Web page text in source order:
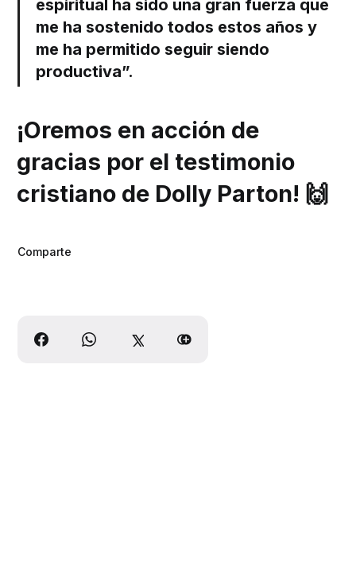
espiritual ha sido una gran fuerza que
me ha sostenido todos estos años y
me ha permitido seguir siendo
productiva”.
¡Oremos en acción de
gracias por el testimonio
cristiano de Dolly Parton! 🙌
Comparte